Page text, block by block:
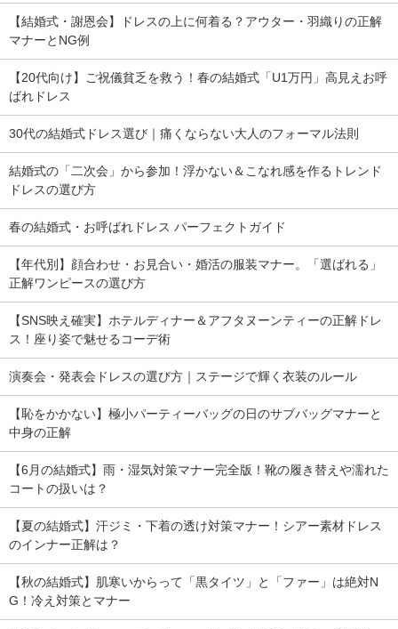
【結婚式・謝恩会】ドレスの上に何着る？アウター・羽織りの正解
マナーとNG例
【20代向け】ご祝儀貧乏を救う！春の結婚式「U1万円」高見えお呼
ばれドレス
30代の結婚式ドレス選び｜痛くならない大人のフォーマル法則
結婚式の「二次会」から参加！浮かない＆こなれ感を作るトレンド
ドレスの選び方
春の結婚式・お呼ばれドレス パーフェクトガイド
【年代別】顔合わせ・お見合い・婚活の服装マナー。「選ばれる」
正解ワンピースの選び方
【SNS映え確実】ホテルディナー＆アフタヌーンティーの正解ドレ
ス！座り姿で魅せるコーデ術
演奏会・発表会ドレスの選び方｜ステージで輝く衣装のルール
【恥をかかない】極小パーティーバッグの日のサブバッグマナーと
中身の正解
【6月の結婚式】雨・湿気対策マナー完全版！靴の履き替えや濡れた
コートの扱いは？
【夏の結婚式】汗ジミ・下着の透け対策マナー！シアー素材ドレス
のインナー正解は？
【秋の結婚式】肌寒いからって「黒タイツ」と「ファー」は絶対N
G！冷え対策とマナー